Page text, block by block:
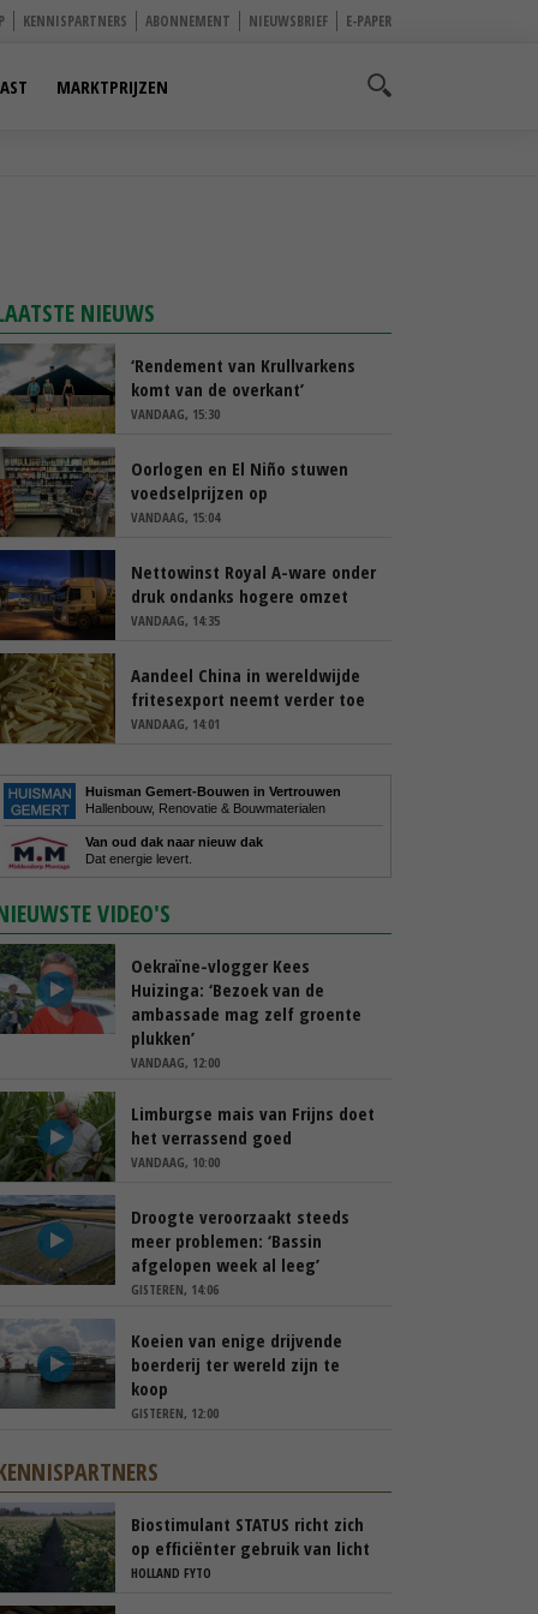
KENNISPARTNERS ABONNEMENT NIEUWSBRIEF E-PAPER
MARKTPRIJZEN
NIEUWS
‘Rendement van Krullvarkens
komt van de overkant’
VANDAAG, 15:30
Oorlogen en El Niño stuwen
voedselprijzen op
VANDAAG, 15:04
Nettowinst Royal A-ware onder
druk ondanks hogere omzet
VANDAAG, 14:35
Aandeel China in wereldwijde
fritesexport neemt verder toe
VANDAAG, 14:01
Huisman Gemert-Bouwen in Vertrouwen
Hallenbouw, Renovatie & Bouwmaterialen
Van oud dak naar nieuw dak
Dat energie levert.
VIDEO'S
Oekraïne-vlogger Kees
Huizinga: ‘Bezoek van de
ambassade mag zelf groente
plukken’
VANDAAG, 12:00
Limburgse mais van Frijns doet
het verrassend goed
VANDAAG, 10:00
Droogte veroorzaakt steeds
meer problemen: ‘Bassin
afgelopen week al leeg’
GISTEREN, 14:06
Koeien van enige drijvende
boerderij ter wereld zijn te
koop
GISTEREN, 12:00
Biostimulant STATUS richt zich
op efficiënter gebruik van licht
en stikstof
HOLLAND FYTO